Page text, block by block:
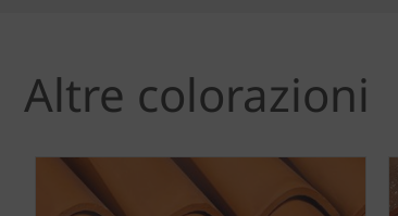
Altre colorazioni